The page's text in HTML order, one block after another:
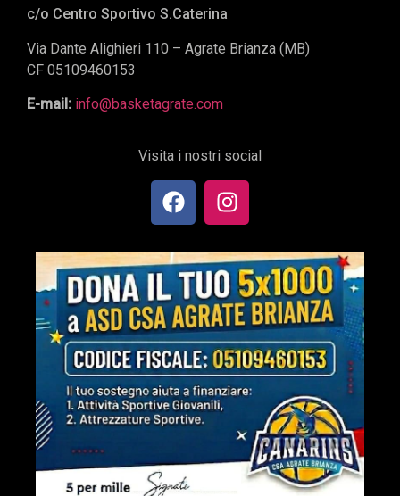
c/o Centro Sportivo S.Caterina
Via Dante Alighieri 110 – Agrate Brianza (MB)
CF 05109460153
E-mail: info@basketagrate.com
Visita i nostri social